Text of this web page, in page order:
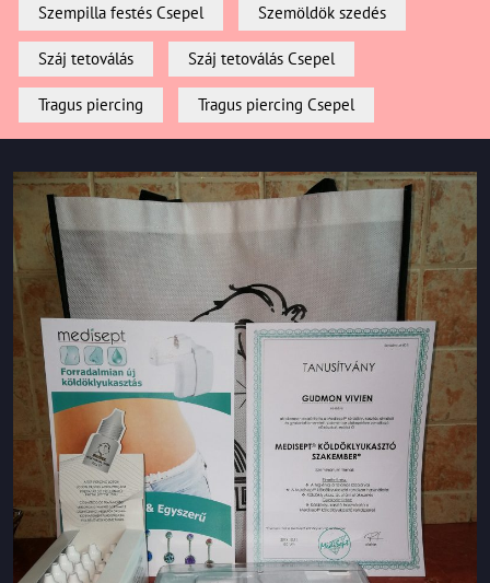
Szempilla festés Csepel Szemöldök szedés
Száj tetoválás Száj tetoválás Csepel
Tragus piercing Tragus piercing Csepel